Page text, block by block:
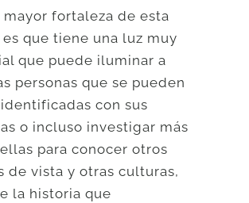
mayor fortaleza de esta
es que tiene una luz muy
que puede iluminar a
personas que se pueden
con sus
o incluso investigar más
para conocer otros
de vista y otras culturas,
la historia que